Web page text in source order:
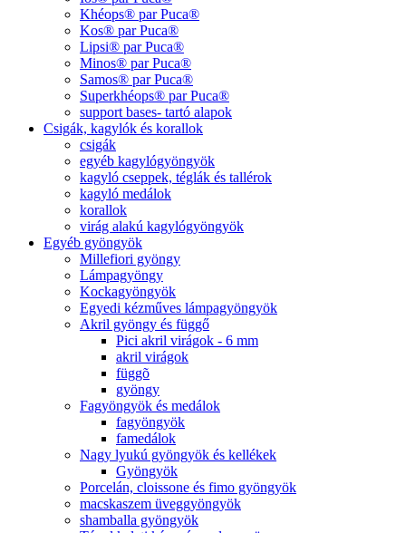
Khéops® par Puca®
Kos® par Puca®
Lipsi® par Puca®
Minos® par Puca®
Samos® par Puca®
Superkhéops® par Puca®
support bases- tartó alapok
Csigák, kagylók és korallok
csigák
egyéb kagylógyöngyök
kagyló cseppek, téglák és tallérok
kagyló medálok
korallok
virág alakú kagylógyöngyök
Egyéb gyöngyök
Millefiori gyöngy
Lámpagyöngy
Kockagyöngyök
Egyedi kézműves lámpagyöngyök
Akril gyöngy és függő
Pici akril virágok - 6 mm
akril virágok
függõ
gyöngy
Fagyöngyök és medálok
fagyöngyök
famedálok
Nagy lyukú gyöngyök és kellékek
Gyöngyök
Porcelán, cloissone és fimo gyöngyök
macskaszem üveggyöngyök
shamballa gyöngyök